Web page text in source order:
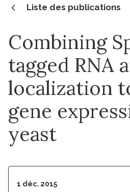
Liste des publications
Combining
tagged RNA
localization
gene
yeast
1 déc. 2015